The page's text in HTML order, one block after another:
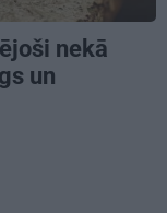
nekā
un